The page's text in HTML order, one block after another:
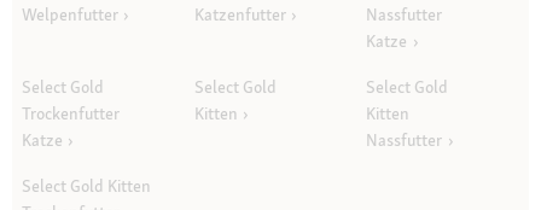
Welpenfutter
Katzenfutter
Nassfutter
Katze
Select Gold
Trockenfutter
Katze
Select Gold
Kitten
Select Gold
Kitten
Nassfutter
Select Gold Kitten